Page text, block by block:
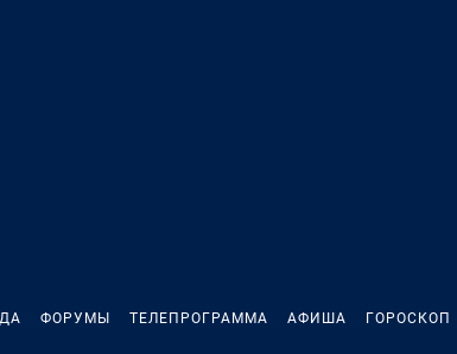
ФОРУМЫ ТЕЛЕПРОГРАММА АФИША ГОРОСКОП